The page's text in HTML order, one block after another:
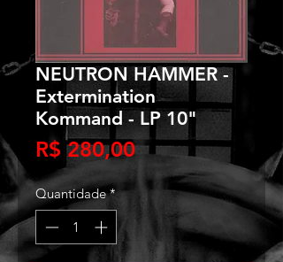
NEUTRON HAMMER -
Extermination
Kommand - LP 10"
R$ 280,00Preço
Quantidade *